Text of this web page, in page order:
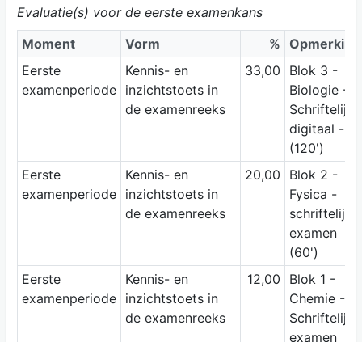
Evaluatie(s) voor de eerste examenkans
Moment
Vorm % Opmerking
Eerste
examenperiode
Kennis- en
inzichtstoets in
de examenreeks
33,00
Blok 3 -
Biologie -
Schriftelijk
digitaal -
(120')
Eerste
examenperiode
Kennis- en
inzichtstoets in
de examenreeks
20,00
Blok 2 -
Fysica -
schriftelijk
examen
(60')
Eerste
examenperiode
Kennis- en
inzichtstoets in
de examenreeks
12,00
Blok 1 -
Chemie -
Schriftelijk
examen